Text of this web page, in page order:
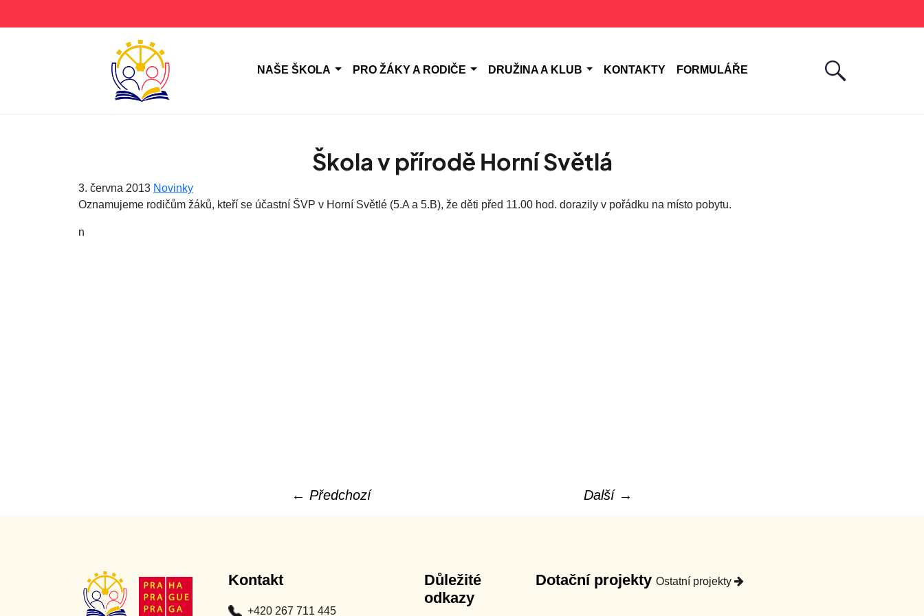
NAŠE ŠKOLA PRO ŽÁKY A RODIČE DRUŽINA A KLUB KONTAKTY FORMULÁŘE
Škola v přírodě Horní Světlá
3. června 2013 Novinky
Oznamujeme rodičům žáků, kteří se účastní ŠVP v Horní Světlé (5.A a 5.B), že děti před 11.00 hod. dorazily v pořádku na místo pobytu.
n
← Předchozí Další →
Kontakt
+420 267 711 445
Důležité
odkazy
Dotační projekty Ostatní projekty